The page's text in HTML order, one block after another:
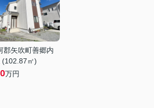
郡矢吹町善郷内
(102.87㎡)
万円